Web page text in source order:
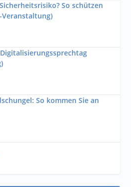
So schützen
So kommen Sie an